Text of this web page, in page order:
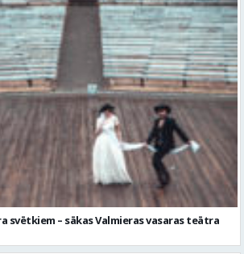
svētkiem – sākas Valmieras vasaras teātra